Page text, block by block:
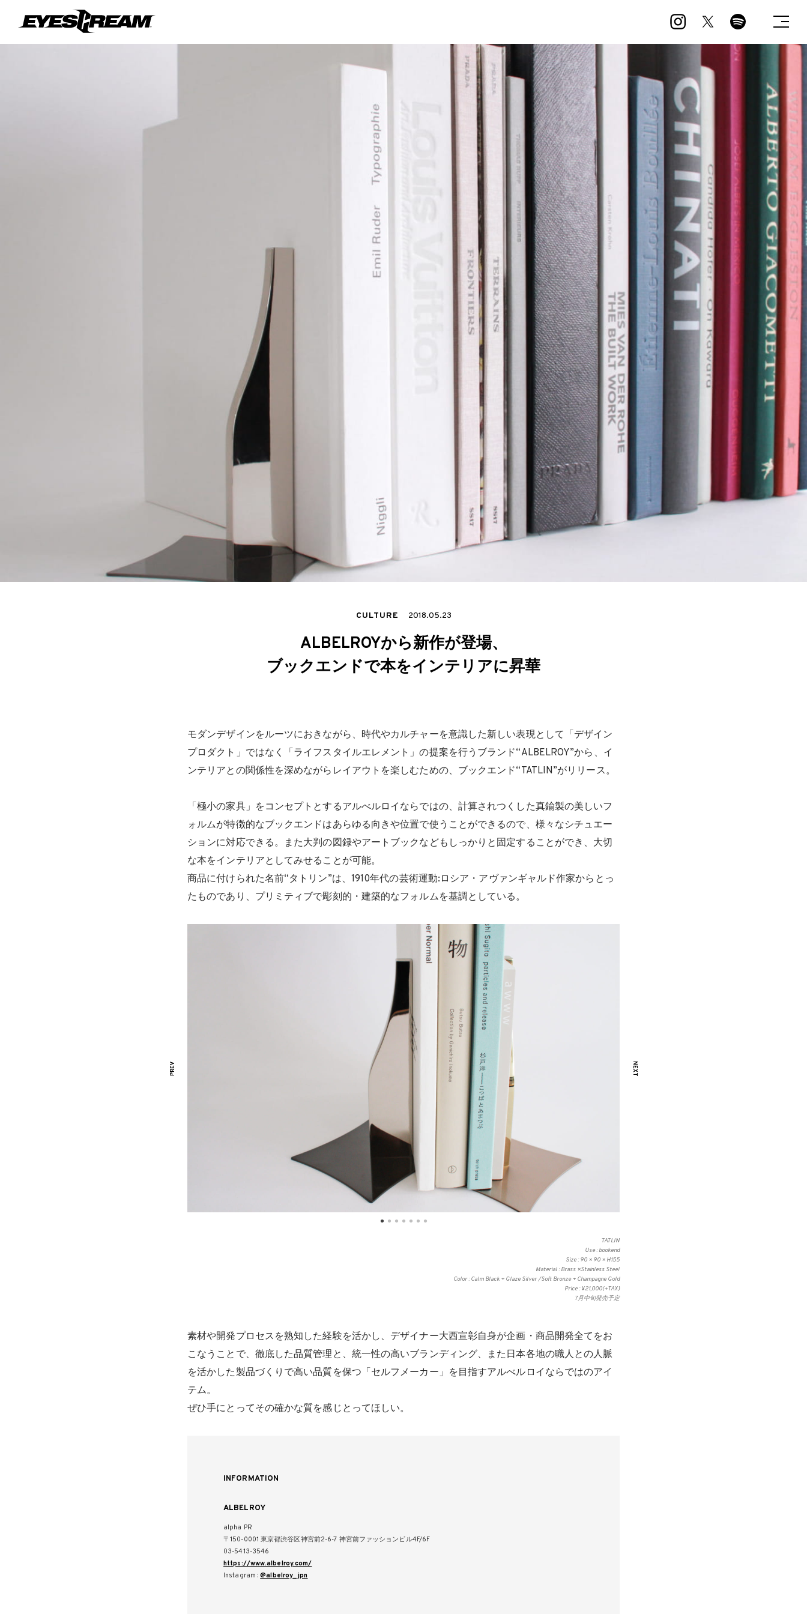
CULTURE 2018.05.23
ALBELROYから新作が登場、
ブックエンドで本をインテリアに昇華
モダンデザインをルーツにおきながら、時代やカルチャーを意識した新しい表現として「デザイン
プロダクト」ではなく「ライフスタイルエレメント」の提案を行うブランド“ALBELROY”から、イ
ンテリアとの関係性を深めながらレイアウトを楽しむための、ブックエンド“TATLIN”がリリース。
「極小の家具」をコンセプトとするアルべルロイならではの、計算されつくした真鍮製の美しいフ
ォルムが特徴的なブックエンドはあらゆる向きや位置で使うことができるので、様々なシチュエー
ションに対応できる。また大判の図録やアートブックなどもしっかりと固定することができ、大切
な本をインテリアとしてみせることが可能。
商品に付けられた名前“タトリン”は、1910年代の芸術運動:ロシア・アヴァンギャルド作家からとっ
たものであり、プリミティブで彫刻的・建築的なフォルムを基調としている。
TATLIN
Use : bookend
Size : 90 × 90 × H155
Material : Brass ×Stainless Steel
Color : Calm Black + Glaze Silver /Soft Bronze + Champagne Gold
Price : ¥21,000(+TAX)
7月中旬発売予定
素材や開発プロセスを熟知した経験を活かし、デザイナー大西宣彰自身が企画・商品開発全てをお
こなうことで、徹底した品質管理と、統一性の高いブランディング、また日本各地の職人との人脈
を活かした製品づくりで高い品質を保つ「セルフメーカー」を目指すアルべルロイならではのアイ
テム。
ぜひ手にとってその確かな質を感じとってほしい。
INFORMATION
ALBELROY
alpha PR
〒150-0001 東京都渋谷区神宮前2-6-7 神宮前ファッションビル4F/6F
03-5413-3546
https://www.albelroy.com/
Instagram :@albelroy_jpn